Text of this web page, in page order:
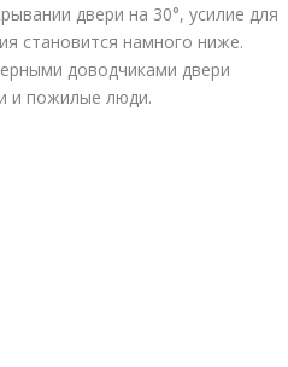
двери на 30°, усилие для
становится намного ниже.
доводчиками двери
и пожилые люди.